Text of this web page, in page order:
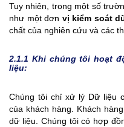
Tuy nhiên, trong một số
như một đơn vị kiểm soát
chất của nghiên cứu và các
2.1.1 Khi chúng tôi hoạt
liệu:
Chúng tôi chỉ xử lý Dữ liệu
của khách hàng. Khách
dữ liệu. Chúng tôi có hợp